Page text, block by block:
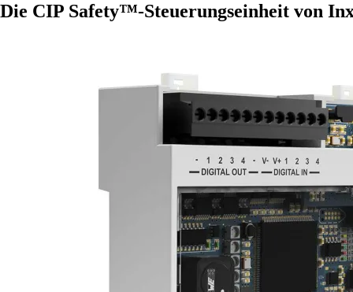
Die CIP Safety™-Steuerungseinheit von